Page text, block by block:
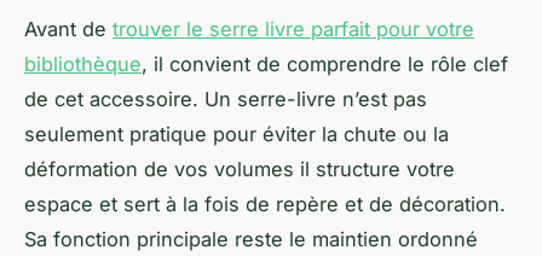
Avant de trouver le serre livre parfait pour votre
bibliothèque, il convient de comprendre le rôle clef
de cet accessoire. Un serre-livre n’est pas
seulement pratique pour éviter la chute ou la
déformation de vos volumes il structure votre
espace et sert à la fois de repère et de décoration.
Sa fonction principale reste le maintien ordonné